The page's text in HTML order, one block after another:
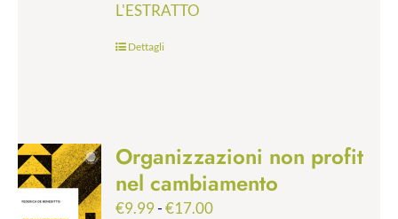
L'ESTRATTO
Dettagli
Organizzazioni non profit
nel cambiamento
€9.99-€17.00Fascia